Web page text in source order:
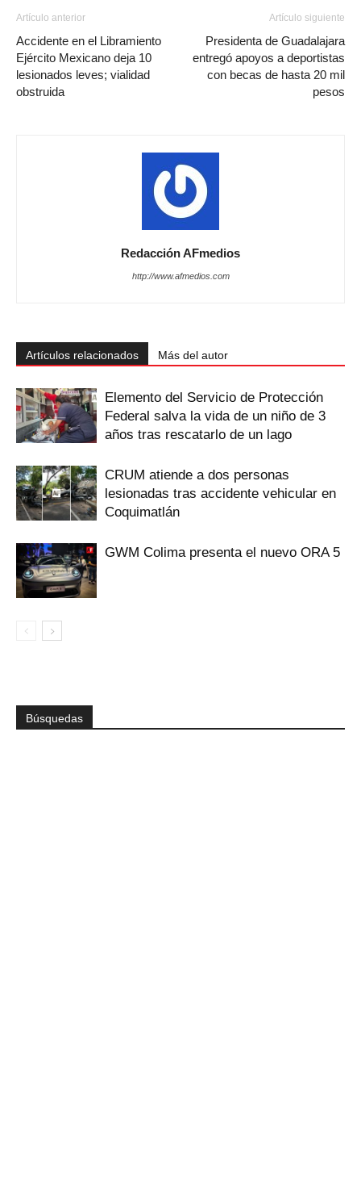
Artículo anterior
Accidente en el Libramiento
Ejército Mexicano deja 10
lesionados leves; vialidad
obstruida
Artículo siguiente
Presidenta de Guadalajara
entregó apoyos a deportistas
con becas de hasta 20 mil
pesos
Redacción AFmedios
http://www.afmedios.com
Artículos relacionados Más del autor
Elemento del Servicio de Protección
Federal salva la vida de un niño de 3
años tras rescatarlo de un lago
CRUM atiende a dos personas
lesionadas tras accidente vehicular en
Coquimatlán
GWM Colima presenta el nuevo ORA 5
Búsquedas